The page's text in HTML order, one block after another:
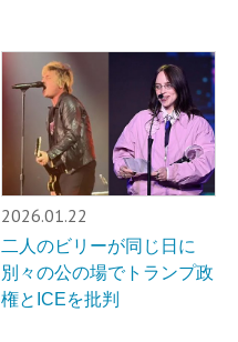
2026.01.22
二人のビリーが同じ日に
別々の公の場でトランプ政
権とICEを批判